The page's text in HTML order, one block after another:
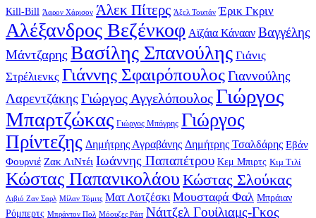
Kill-Bill Άαρον Χάρισον Άλεκ Πίτερς Άξελ Τουπάν Έρικ Γκριν
Αλέξανδρος Βεζένκοφ Αϊζάια Κάνααν Βαγγέλης
Μάντζαρης Βασίλης Σπανούλης Γιάνις
Στρέλιενκς Γιάννης ΣφαιρόπουλοςΓιαννούλης
Λαρεντζάκης Γιώργος ΑγγελόπουλοςΓιώργος
Μπαρτζώκας Γιώργος Μπόγρης Γιώργος
Πρίντεζης Δημήτρης Αγραβάνης Δημήτρης Τσαλδάρης Εβάν
Φουρνιέ Ζακ ΛιΝτέι Ιωάννης Παπαπέτρου Κεμ Μπιρτς Κιμ Τιλί
Κώστας Παπανικολάου Κώστας Σλούκας
Λιβιό Ζαν Σαρλ Μίλαν Τόμιτς Ματ Λοτζέσκι Μουσταφά Φαλ Μπράιαν
Ρόμπερτς Μπράντον Πολ Μόουζες Ράιτ Νάιτζελ Γουίλιαμς-Γκος